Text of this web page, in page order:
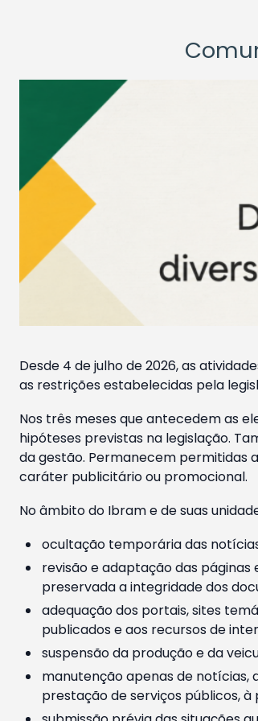
Desde 4 de julho de 2026, as
as restrições estabelecidas pela
Nos três meses que antecedem as
hipóteses previstas na legislação.
da gestão. Permanecem permitidas
caráter publicitário ou promocional.
No âmbito do Ibram e de suas
ocultação temporária das
revisão e adaptação das
preservada a integridade dos
adequação dos portais, sites
publicados e aos recursos de
suspensão da produção e da
manutenção apenas de notícias,
prestação de serviços públicos,